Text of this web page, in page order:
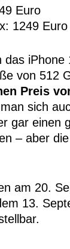
Euro
1249 Euro
das iPhone
von 512
Preis
sich
gar einen
– aber
am 20.
13.